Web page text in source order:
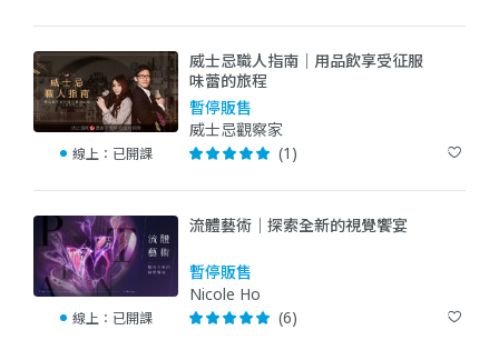
線上： 已開課
威士忌職人指南｜用品飲享受征服
味蕾的旅程
暫停販售
威士忌觀察家
(1)
線上： 已開課
流體藝術｜探索全新的視覺饗宴
暫停販售
Nicole Ho
(6)